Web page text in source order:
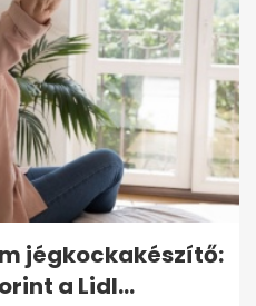
jégkockakészítő:
a Lidl...